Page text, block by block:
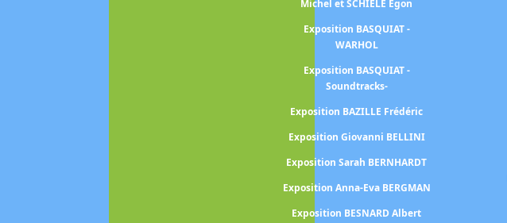
Michel et SCHIELE Egon
Exposition BASQUIAT -
WARHOL
Exposition BASQUIAT -
Soundtracks-
Exposition BAZILLE Frédéric
Exposition Giovanni BELLINI
Exposition Sarah BERNHARDT
Exposition Anna-Eva BERGMAN
Exposition BESNARD Albert